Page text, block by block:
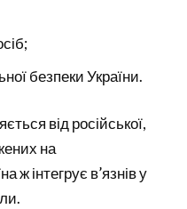
безпеки України.
від російської,
на
ж інтегрує в’язнів у